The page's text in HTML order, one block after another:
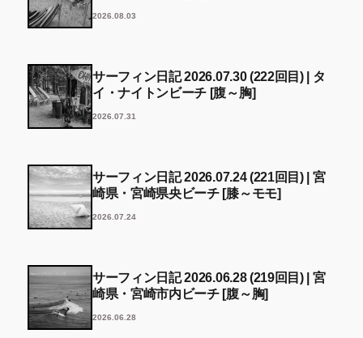
2026.08.03
サーフィン日記 2026.07.30 (222回目) | タ
イ・ナイトンビーチ [腹～胸]
2026.07.31
サーフィン日記 2026.07.24 (221回目) | 宮
崎県・宮崎県央ビーチ [膝～モモ]
2026.07.24
サーフィン日記 2026.06.28 (219回目) | 宮
崎県・宮崎市内ビーチ [腹～胸]
2026.06.28